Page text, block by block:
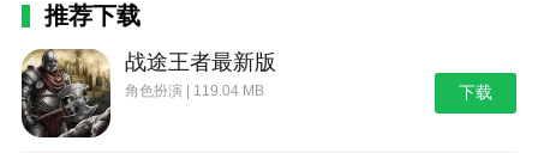
息，如美食推荐、商家优惠等，帮助我更好地了解和享
受烟台的生活。
更新日志
最新版本：v2.2.00 更新时间：2024-12-18
推荐下载
战途王者最新版
角色扮演 | 119.04 MB 下载